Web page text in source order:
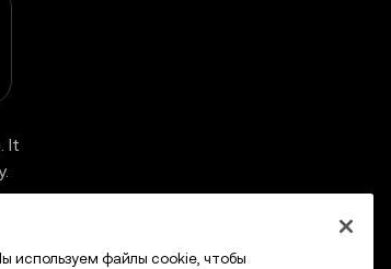
It
используем файлы cookie, чтобы